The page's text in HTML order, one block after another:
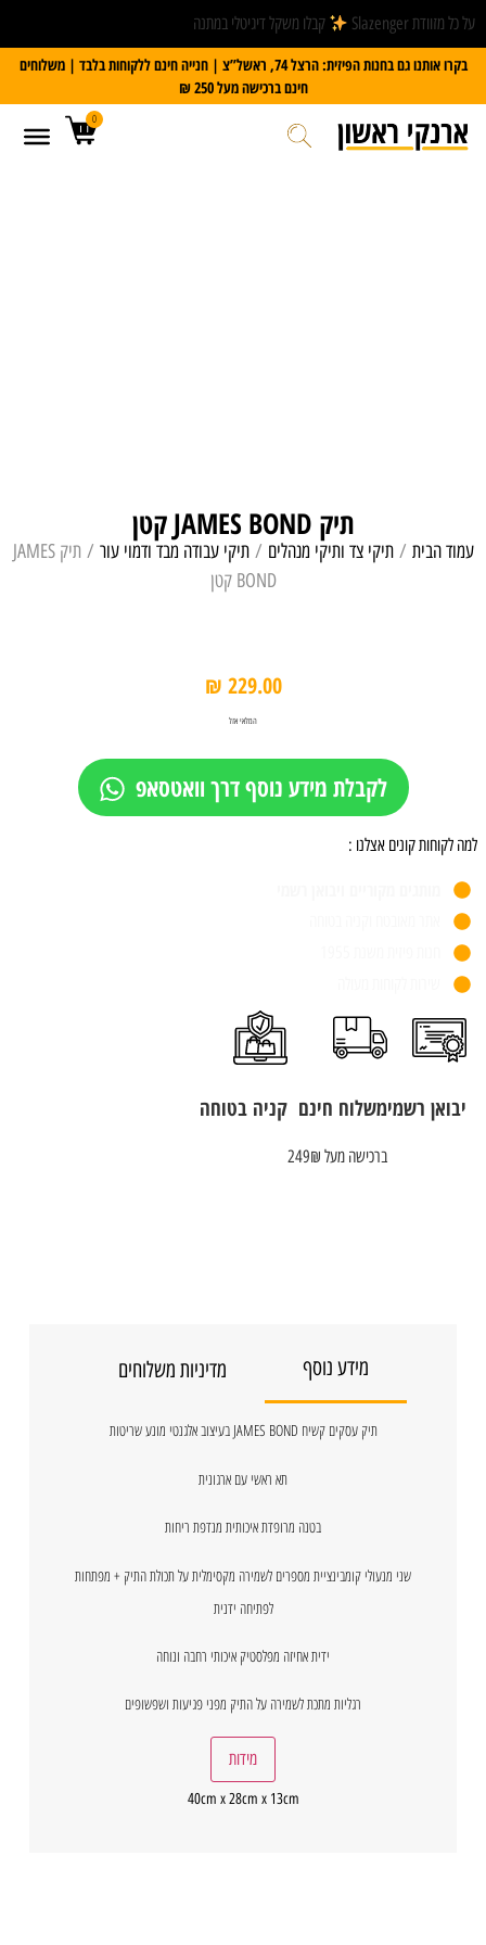
על כל מזוודת Slazenger
קבלו משקל דיגיטלי במתנה
בקרו אותנו גם בחנות הפיזית: הרצל 74, ראשל”צ | חנייה חינם ללקוחות בלבד | משלוחים
חינם ברכישה מעל 250 ₪
0
תיק JAMES BOND קטן
עמוד הבית /תיקי צד ותיקי מנהלים /תיקי עבודה מבד ודמוי עור
/ תיק JAMES
BOND קטן
₪ 229.00
המלאי אזל
לקבלת מידע נוסף דרך וואטסאפ
למה לקוחות קונים אצלנו :
יבואן רשמימשלוח חינם
ברכישה מעל 249₪
קניה בטוחה
מידע נוסף מדיניות משלוחים
תיק עסקים קשיח JAMES BOND בעיצוב אלגנטי מונע שריטות
תא ראשי עם ארגונית
בטנה מרופדת איכותית מנדפת ריחות
שני מנעולי קומבינציית מספרים לשמירה מקסימלית על תכולת התיק + מפתחות
לפתיחה ידנית
ידית אחיזה מפלסטיק איכותי רחבה ונוחה
רגליות מתכת לשמירה על התיק מפני פגיעות ושפשופים
מידות
40cm x 28cm x 13cm